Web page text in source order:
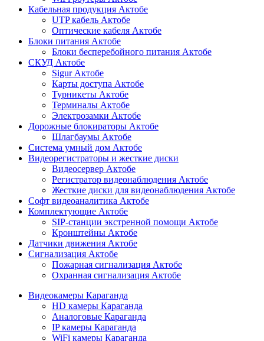
Кабельная продукция Актобе
UTP кабель Актобе
Оптические кабеля Актобе
Блоки питания Актобе
Блоки бесперебойного питания Актобе
СКУД Актобе
Sigur Актобе
Карты доступа Актобе
Турникеты Актобе
Терминалы Актобе
Электрозамки Актобе
Дорожные блокираторы Актобе
Шлагбаумы Актобе
Система умный дом Актобе
Видеорегистраторы и жесткие диски
Видеосервер Актобе
Регистратор видеонаблюдения Актобе
Жесткие диски для видеонаблюдения Актобе
Софт видеоаналитика Актобе
Комплектующие Актобе
SIP-станции экстренной помощи Актобе
Кронштейны Актобе
Датчики движения Актобе
Сигнализация Актобе
Пожарная сигнализация Актобе
Охранная сигнализация Актобе
Видеокамеры Караганда
HD камеры Караганда
Аналоговые Караганда
IP камеры Караганда
WiFi камеры Караганда